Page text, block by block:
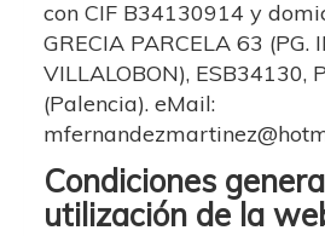
con CIF B34130914 y
GRECIA PARCELA 63 (PG.
VILLALOBON), ESB34130,
(Palencia). eMail:
Condiciones
utilización de la